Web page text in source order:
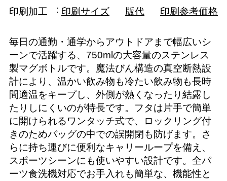
印刷加工
印刷サイズ 版代 印刷参考価格
毎日の通勤・通学からアウトドアまで幅広いシ
ーンで活躍する、750mlの大容量のステンレス
製マグボトルです。魔法びん構造の真空断熱設
計により、温かい飲み物も冷たい飲み物も長時
間適温をキープし、外側が熱くなったり結露し
たりしにくいのが特長です。フタは片手で簡単
に開けられるワンタッチ式で、ロックリング付
きのためバッグの中での誤開閉も防げます。さ
らに持ち運びに便利なキャリーループを備え、
スポーツシーンにも使いやすい設計です。全パ
ーツ食洗機対応でお手入れも簡単な、機能性と